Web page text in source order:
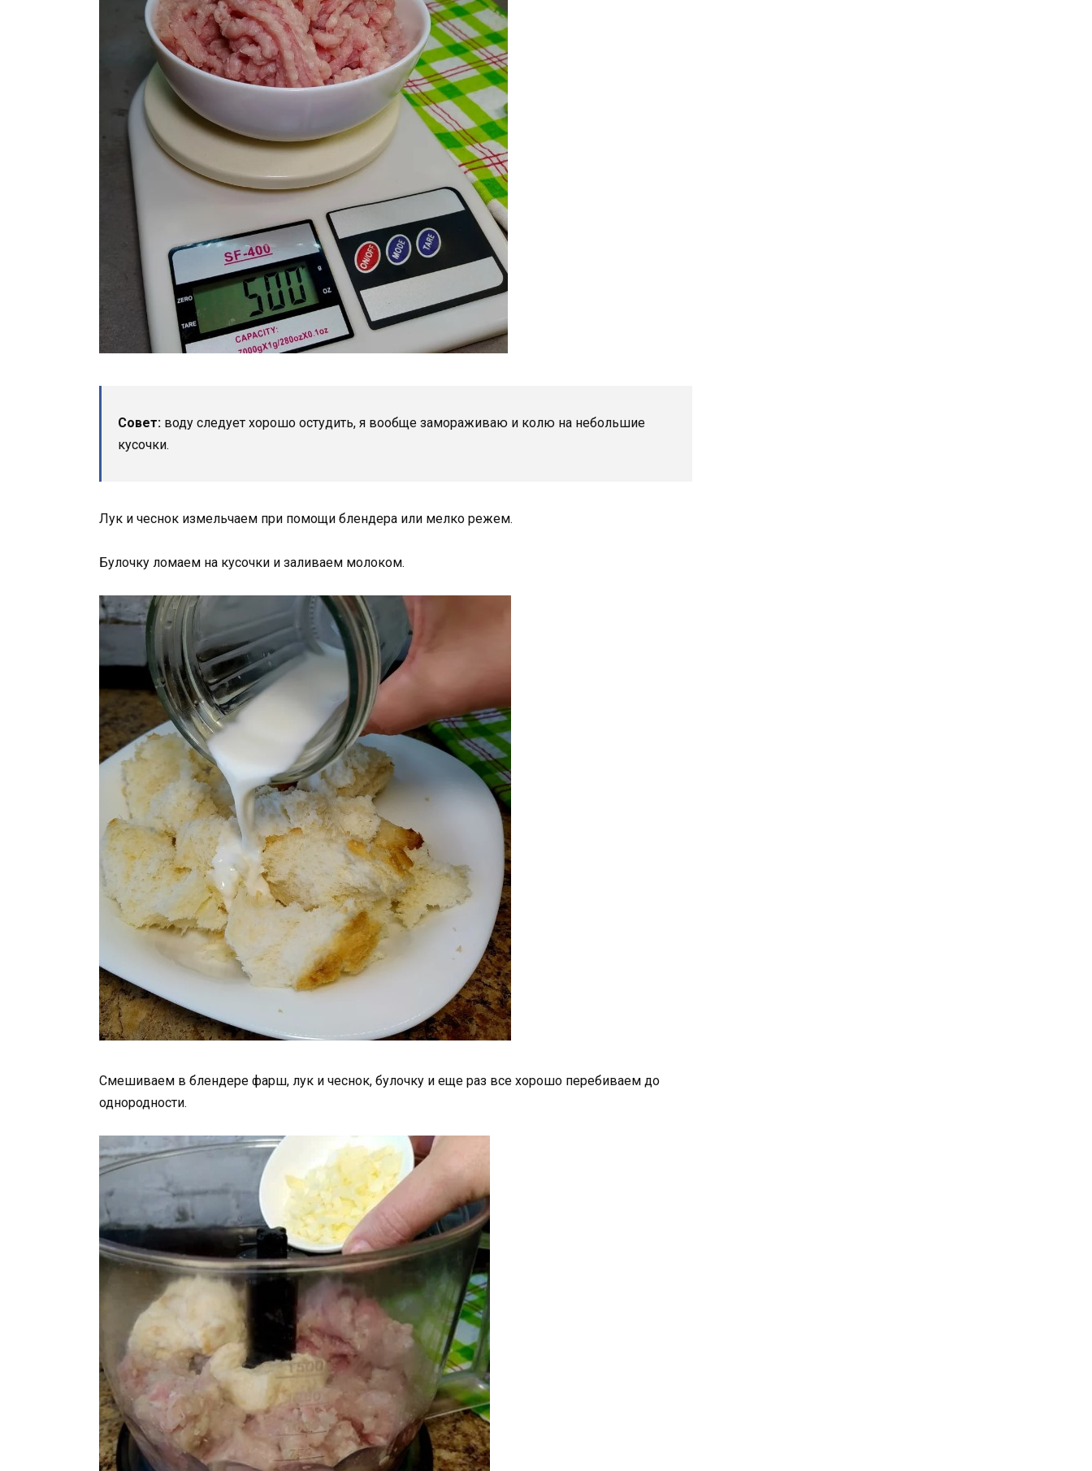
Совет: воду следует хорошо остудить, я вообще замораживаю и колю на небольшие
кусочки.
Лук и чеснок измельчаем при помощи блендера или мелко режем.
Булочку ломаем на кусочки и заливаем молоком.
Смешиваем в блендере фарш, лук и чеснок, булочку и еще раз все хорошо перебиваем до
однородности.